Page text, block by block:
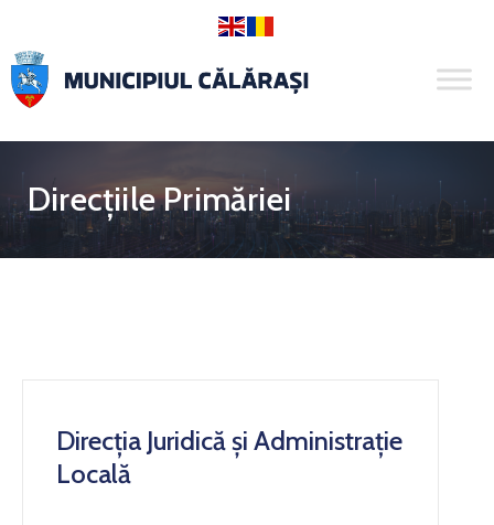
Direcțiile Primăriei
Direcția Juridică și Administrație
Locală